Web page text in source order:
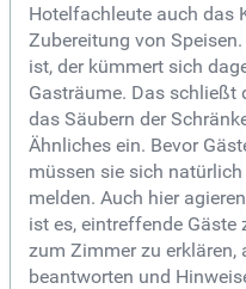
Hotelfachleute auch das
Zubereitung von
ist, der kümmert sich
Gasträume. Das schließt
das Säubern der
Ähnliches ein. Bevor
müssen sie sich
melden. Auch hier
ist es, eintreffende Gäste
zum Zimmer zu erklären,
beantworten und